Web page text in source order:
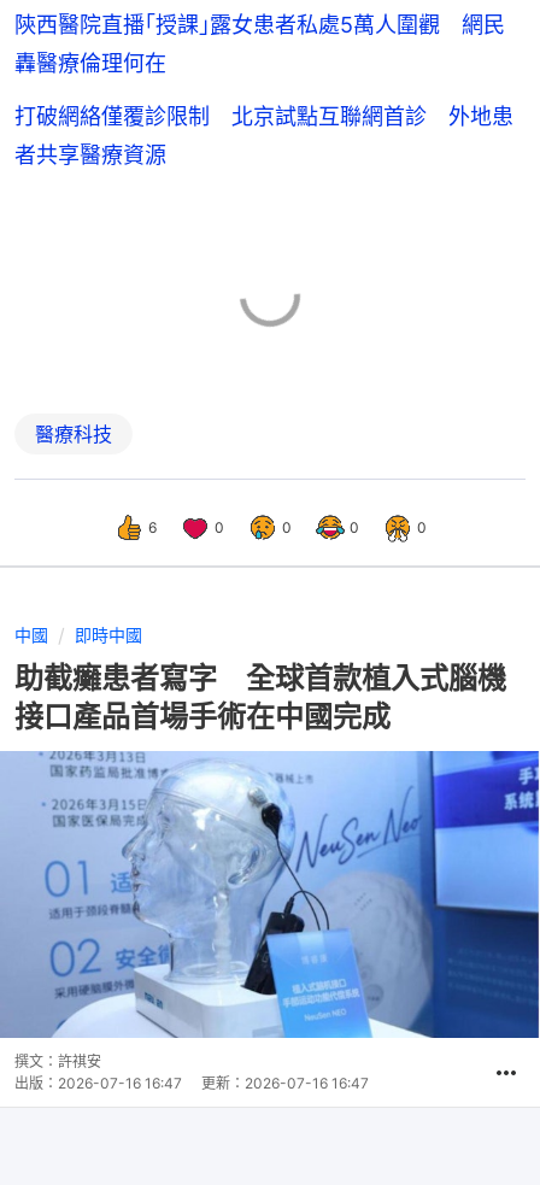
陝西醫院直播｢授課｣露女患者私處5萬人圍觀 網民
轟醫療倫理何在
打破網絡僅覆診限制 北京試點互聯網首診 外地患
者共享醫療資源
醫療科技
6 0 0 0 0
中國 即時中國
助截癱患者寫字 全球首款植入式腦機
接口產品首場手術在中國完成
撰文： 許祺安
出版： 2026-07-16 16:47 更新： 2026-07-16 16:47